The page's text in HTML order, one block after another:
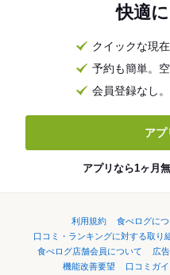
快適
クイックな現
予約も簡単。
会員登録なし
アプ
アプリなら1ヶ月
利用規約 食べログに
口コミ・ランキングに対する取り
食べログ店舗会員について
広
機能改善要望
口コミガ